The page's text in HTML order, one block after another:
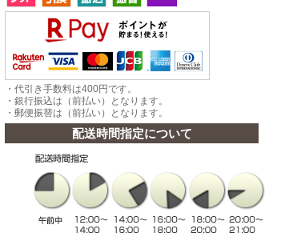
・代引き手数料は400円です。
・銀行振込は（前払い）となります。
・郵便振替は（前払い）となります。
配送時間指定について